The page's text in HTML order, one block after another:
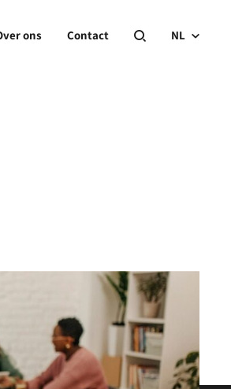
ons Contact NL